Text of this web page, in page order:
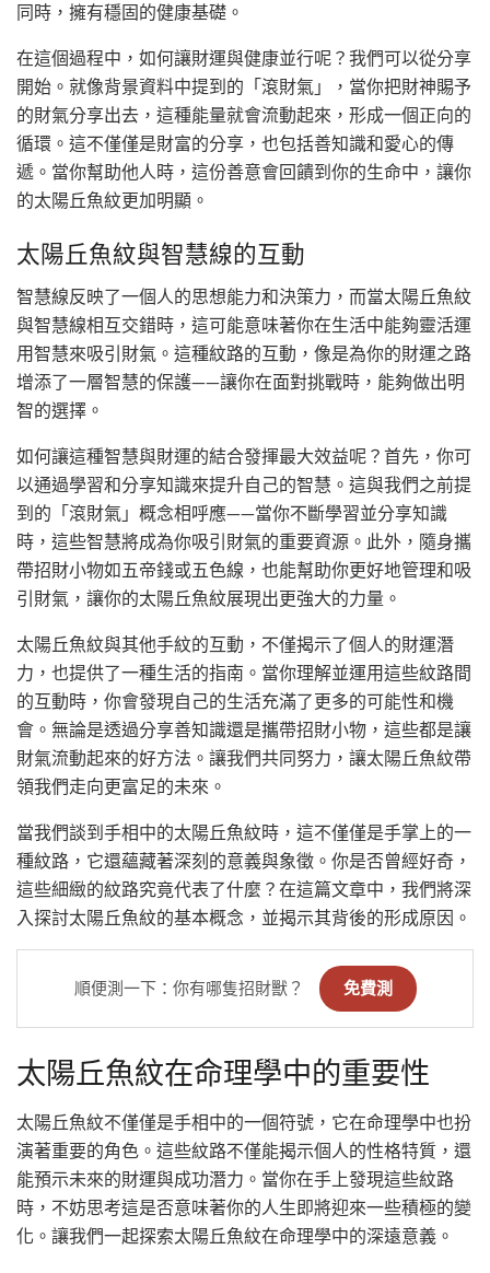
同時，擁有穩固的健康基礎。
在這個過程中，如何讓財運與健康並行呢？我們可以從分享
開始。就像背景資料中提到的「滾財氣」，當你把財神賜予
的財氣分享出去，這種能量就會流動起來，形成一個正向的
循環。這不僅僅是財富的分享，也包括善知識和愛心的傳
遞。當你幫助他人時，這份善意會回饋到你的生命中，讓你
的太陽丘魚紋更加明顯。
太陽丘魚紋與智慧線的互動
智慧線反映了一個人的思想能力和決策力，而當太陽丘魚紋
與智慧線相互交錯時，這可能意味著你在生活中能夠靈活運
用智慧來吸引財氣。這種紋路的互動，像是為你的財運之路
增添了一層智慧的保護——讓你在面對挑戰時，能夠做出明
智的選擇。
如何讓這種智慧與財運的結合發揮最大效益呢？首先，你可
以通過學習和分享知識來提升自己的智慧。這與我們之前提
到的「滾財氣」概念相呼應——當你不斷學習並分享知識
時，這些智慧將成為你吸引財氣的重要資源。此外，隨身攜
帶招財小物如五帝錢或五色線，也能幫助你更好地管理和吸
引財氣，讓你的太陽丘魚紋展現出更強大的力量。
太陽丘魚紋與其他手紋的互動，不僅揭示了個人的財運潛
力，也提供了一種生活的指南。當你理解並運用這些紋路間
的互動時，你會發現自己的生活充滿了更多的可能性和機
會。無論是透過分享善知識還是攜帶招財小物，這些都是讓
財氣流動起來的好方法。讓我們共同努力，讓太陽丘魚紋帶
領我們走向更富足的未來。
當我們談到手相中的太陽丘魚紋時，這不僅僅是手掌上的一
種紋路，它還蘊藏著深刻的意義與象徵。你是否曾經好奇，
這些細緻的紋路究竟代表了什麼？在這篇文章中，我們將深
入探討太陽丘魚紋的基本概念，並揭示其背後的形成原因。
順便測一下：你有哪隻招財獸？ 免費測
太陽丘魚紋在命理學中的重要性
太陽丘魚紋不僅僅是手相中的一個符號，它在命理學中也扮
演著重要的角色。這些紋路不僅能揭示個人的性格特質，還
能預示未來的財運與成功潛力。當你在手上發現這些紋路
時，不妨思考這是否意味著你的人生即將迎來一些積極的變
化。讓我們一起探索太陽丘魚紋在命理學中的深遠意義。